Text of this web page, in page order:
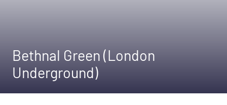
Bethnal Green (London
Underground)